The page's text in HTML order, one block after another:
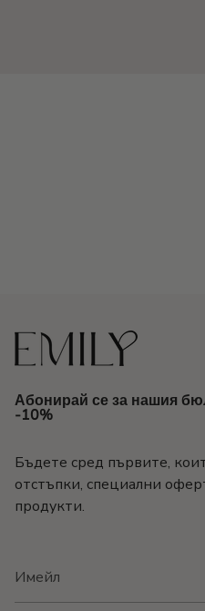
Абонирай се за нашия
-10%
Бъдете сред първите,
отстъпки, специални
продукти.